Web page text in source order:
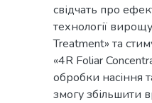
свідчать про
технології
Treatment» та
«4R Foliar
обробки насіння
змогу збільшити